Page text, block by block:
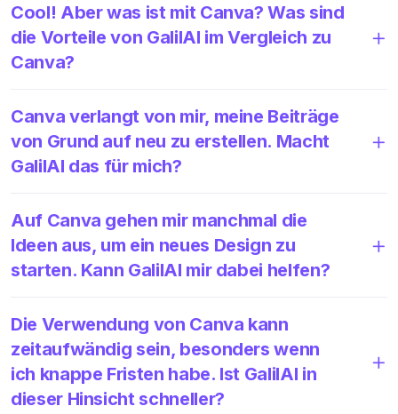
Cool! Aber was ist mit Canva? Was sind
die Vorteile von GalilAI im Vergleich zu
Canva?
Canva verlangt von mir, meine Beiträge
von Grund auf neu zu erstellen. Macht
GalilAI das für mich?
Auf Canva gehen mir manchmal die
Ideen aus, um ein neues Design zu
starten. Kann GalilAI mir dabei helfen?
Die Verwendung von Canva kann
zeitaufwändig sein, besonders wenn
ich knappe Fristen habe. Ist GalilAI in
dieser Hinsicht schneller?